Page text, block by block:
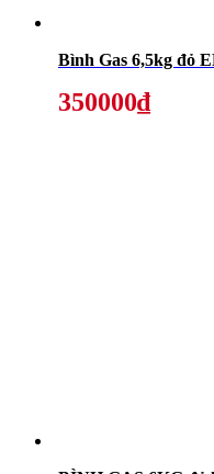
Bình Gas 6,5kg
350000₫